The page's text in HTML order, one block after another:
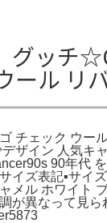
グッチ‪
ール リ
チェック ウー
デザイン 人気
90年代
イズ表記▪️サイ
ル ホワイト ブ
が異なって見